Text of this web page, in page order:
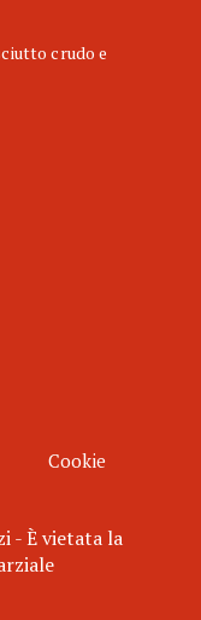
crudo e
Cookie
- È vietata la